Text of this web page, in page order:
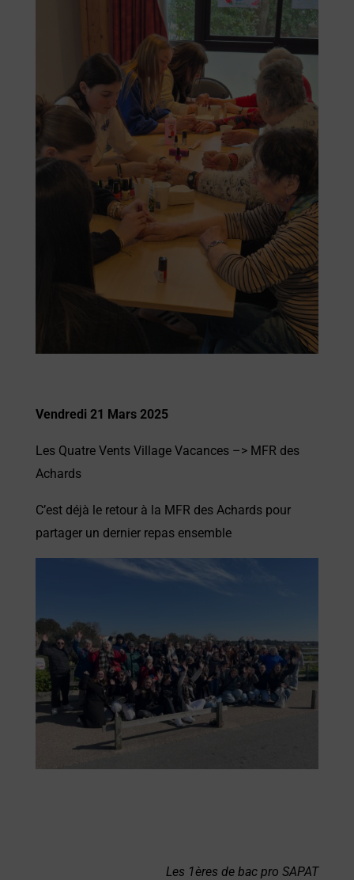
Vendredi 21 Mars 2025
Les Quatre Vents Village Vacances–> MFR des
Achards
C’est déjà le retour à la MFR des Achards pour
partager un dernier repas ensemble
Les 1ères de bac pro SAPAT